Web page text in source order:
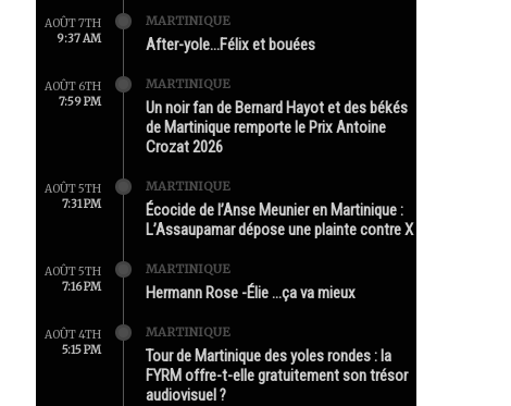
AOÛT 7TH
9:37 AM
MARTINIQUE
After-yole…Félix et bouées
AOÛT 6TH
7:59 PM
MARTINIQUE
Un noir fan de Bernard Hayot et des békés
de Martinique remporte le Prix Antoine
Crozat 2026
AOÛT 5TH
7:31 PM
MARTINIQUE
Écocide de l’Anse Meunier en Martinique :
L’Assaupamar dépose une plainte contre X
AOÛT 5TH
7:16 PM
MARTINIQUE
Hermann Rose -Élie …ça va mieux
AOÛT 4TH
5:15 PM
MARTINIQUE
Tour de Martinique des yoles rondes : la
FYRM offre-t-elle gratuitement son trésor
audiovisuel ?